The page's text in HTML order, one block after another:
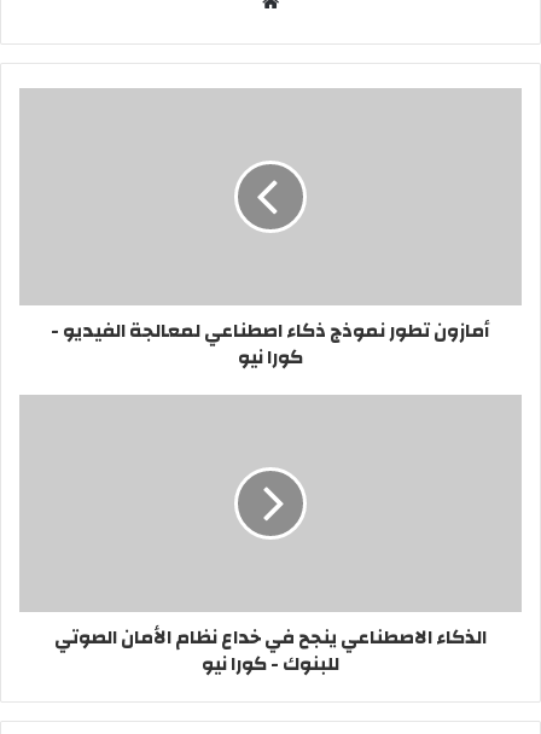
أمازون تطور نموذج ذكاء اصطناعي لمعالجة الفيديو -
كورا نيو
الذكاء الاصطناعي ينجح في خداع نظام الأمان الصوتي
للبنوك - كورا نيو